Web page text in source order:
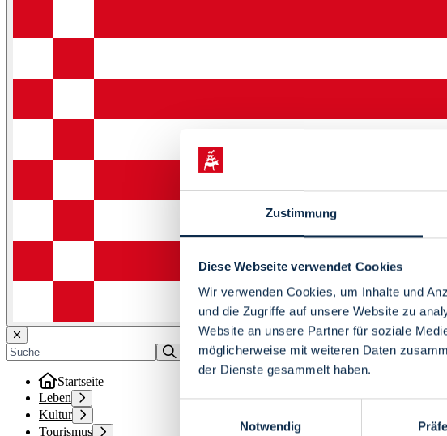
Zustimmung
Diese Webseite verwendet Cookies
Wir verwenden Cookies, um Inhalte und
und die Zugriffe auf unsere Website zu
Website an unsere Partner für soziale
möglicherweise mit weiteren Daten
der Dienste gesammelt haben.
Notwendig
Startseite
Leben
Kultur
Tourismus